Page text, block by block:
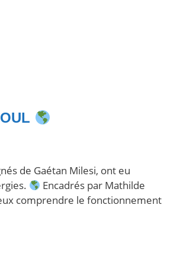
de Gaétan Milesi, ont eu
Encadrés par Mathilde
comprendre le fonctionnement